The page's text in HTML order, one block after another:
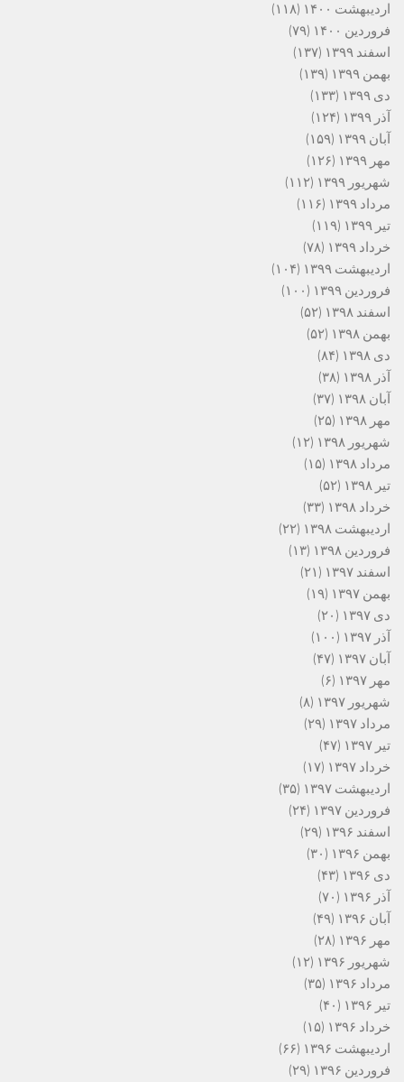
اردیبهشت ۱۴۰۰
(۱۱۸)
فروردین ۱۴۰۰
(۷۹)
اسفند ۱۳۹۹
(۱۳۷)
بهمن ۱۳۹۹
(۱۳۹)
دی ۱۳۹۹
(۱۳۳)
آذر ۱۳۹۹
(۱۲۴)
آبان ۱۳۹۹
(۱۵۹)
مهر ۱۳۹۹
(۱۲۶)
شهریور ۱۳۹۹
(۱۱۲)
مرداد ۱۳۹۹
(۱۱۶)
تیر ۱۳۹۹
(۱۱۹)
خرداد ۱۳۹۹
(۷۸)
اردیبهشت ۱۳۹۹
(۱۰۴)
فروردین ۱۳۹۹
(۱۰۰)
اسفند ۱۳۹۸
(۵۲)
بهمن ۱۳۹۸
(۵۲)
دی ۱۳۹۸
(۸۴)
آذر ۱۳۹۸
(۳۸)
آبان ۱۳۹۸
(۳۷)
مهر ۱۳۹۸
(۲۵)
شهریور ۱۳۹۸
(۱۲)
مرداد ۱۳۹۸
(۱۵)
تیر ۱۳۹۸
(۵۲)
خرداد ۱۳۹۸
(۳۳)
اردیبهشت ۱۳۹۸
(۲۲)
فروردین ۱۳۹۸
(۱۳)
اسفند ۱۳۹۷
(۲۱)
بهمن ۱۳۹۷
(۱۹)
دی ۱۳۹۷
(۲۰)
آذر ۱۳۹۷
(۱۰۰)
آبان ۱۳۹۷
(۴۷)
مهر ۱۳۹۷
(۶)
شهریور ۱۳۹۷
(۸)
مرداد ۱۳۹۷
(۲۹)
تیر ۱۳۹۷
(۴۷)
خرداد ۱۳۹۷
(۱۷)
اردیبهشت ۱۳۹۷
(۳۵)
فروردین ۱۳۹۷
(۲۴)
اسفند ۱۳۹۶
(۲۹)
بهمن ۱۳۹۶
(۳۰)
دی ۱۳۹۶
(۴۳)
آذر ۱۳۹۶
(۷۰)
آبان ۱۳۹۶
(۴۹)
مهر ۱۳۹۶
(۲۸)
شهریور ۱۳۹۶
(۱۲)
مرداد ۱۳۹۶
(۳۵)
تیر ۱۳۹۶
(۴۰)
خرداد ۱۳۹۶
(۱۵)
اردیبهشت ۱۳۹۶
(۶۶)
فروردین ۱۳۹۶
(۲۹)